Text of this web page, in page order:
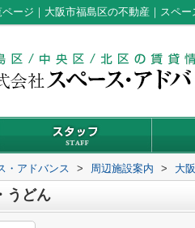
ージ｜大阪市福島区の不動産｜スペ
・アドバンス > 周辺施設案内 > 大
うどん